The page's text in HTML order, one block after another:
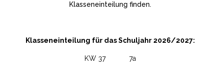
Klasseneinteilung finden.
Klasseneinteilung für das Schuljahr 2026/2027:
KW 37 7a